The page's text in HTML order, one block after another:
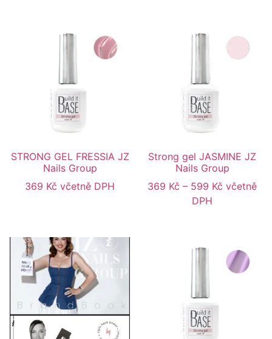
STRONG GEL FRESSIA JZ
Nails Group
369 Kč včetně DPH
Strong gel JASMINE JZ
Nails Group
369 Kč – 599 Kč včetně
DPH